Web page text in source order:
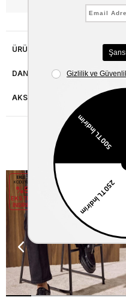
ÜRÜN ÖZELLIKLERI
DANIŞMA HATTI
AKSESUAR ONARIMI
EKLE5
KODUYLA
%5
EKSTRA
İNDİRİM